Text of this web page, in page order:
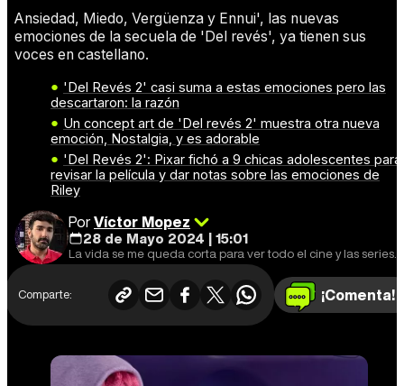
Ansiedad, Miedo, Vergüenza y Ennui', las nuevas
emociones de la secuela de 'Del revés', ya tienen sus
voces en castellano.
'Del Revés 2' casi suma a estas emociones pero las
descartaron: la razón
Un concept art de 'Del revés 2' muestra otra nueva
emoción, Nostalgia, y es adorable
'Del Revés 2': Pixar fichó a 9 chicas adolescentes para
revisar la película y dar notas sobre las emociones de
Riley
PorVíctor Mopez
28 de Mayo 2024 | 15:01
La vida se me queda corta para ver todo el cine y las series que me gustaría.
Comparte: ¡Comenta!